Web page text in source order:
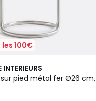
100€
pied métal fer Ø26 cm,